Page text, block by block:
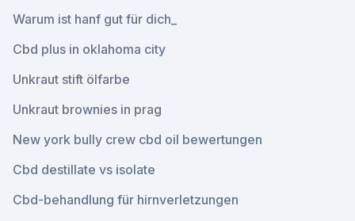
Warum ist hanf gut für dich_
Cbd plus in oklahoma city
Unkraut stift ölfarbe
Unkraut brownies in prag
New york bully crew cbd oil bewertungen
Cbd destillate vs isolate
Cbd-behandlung für hirnverletzungen